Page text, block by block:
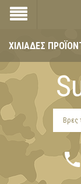
ΧΙΛΙΆΔΕΣ